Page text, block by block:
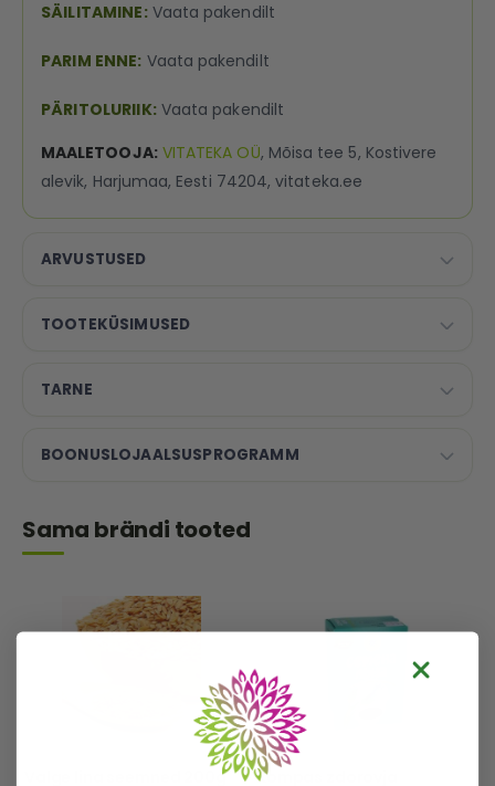
ARVUSTUSED
TOOTEKÜSIMUSED
TARNE
BOONUSLOJAALSUSPROGRAMM
SÄILITAMINE:Vaata pakendilt
PARIM ENNE: Vaata pakendilt
PÄRITOLURIIK:Vaata pakendilt
MAALETOOJA: VITATEKA OÜ, Mõisa tee 5, Kostivere
alevik, Harjumaa, Eesti 74204, vitateka.ee
Sama brändi tooted
Valge lina seemned 200g Kompas zdorovja